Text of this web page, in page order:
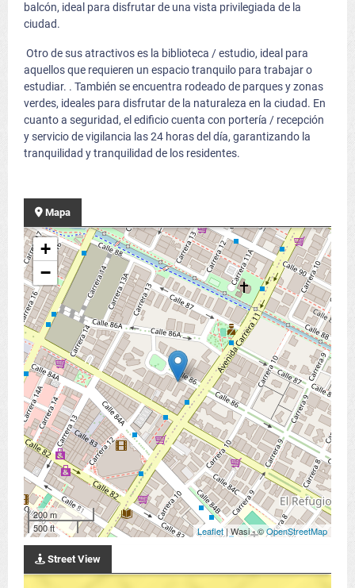
balcón, ideal para disfrutar de una vista privilegiada de la
ciudad.
Otro de sus atractivos es la biblioteca / estudio, ideal para
aquellos que requieren un espacio tranquilo para trabajar o
estudiar. . También se encuentra rodeado de parques y zonas
verdes, ideales para disfrutar de la naturaleza en la ciudad. En
cuanto a seguridad, el edificio cuenta con portería / recepción
y servicio de vigilancia las 24 horas del día, garantizando la
tranquilidad y tranquilidad de los residentes.
Mapa
+
−
200 m
500 ft
Leaflet| Wasi - ©OpenStreetMap
Street View